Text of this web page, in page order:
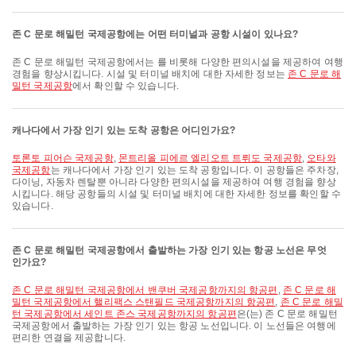
존 C 문로 해밀턴 국제공항에는 어떤 터미널과 공항 시설이 있나요?
존 C 문로 해밀턴 국제공항에서는 를 비롯해 다양한 편의시설을 제공하여 여행
경험을 향상시킵니다. 시설 및 터미널 배치에 대한 자세한 정보는 존 C 문로 해
밀턴 국제공항에서 확인할 수 있습니다.
캐나다에서 가장 인기 있는 도착 공항은 어디인가요?
토론토 피어슨 국제공항, 몬트리올 피에르 엘리오트 트뤼도 국제공항, 오타와
국제공항는 캐나다에서 가장 인기 있는 도착 공항입니다. 이 공항들은 주차장,
다이닝, 자동차 렌탈뿐 아니라 다양한 편의시설을 제공하여 여행 경험을 향상
시킵니다. 해당 공항들의 시설 및 터미널 배치에 대한 자세한 정보를 확인할 수
있습니다.
존 C 문로 해밀턴 국제공항에서 출발하는 가장 인기 있는 항공 노선은 무엇
인가요?
존 C 문로 해밀턴 국제공항에서 밴쿠버 국제공항까지의 항공편 , 존 C 문로 해
밀턴 국제공항에서 핼리팩스 스탠필드 국제공항까지의 항공편 , 존 C 문로 해밀
턴 국제공항에서 세인트 존스 국제공항까지의 항공편 은(는) 존 C 문로 해밀턴
국제공항에서 출발하는 가장 인기 있는 항공 노선입니다. 이 노선들은 여행에
편리한 연결을 제공합니다.